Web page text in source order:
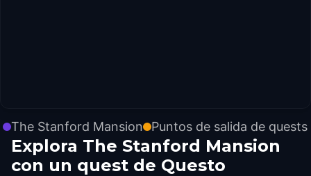
The Stanford Mansion Puntos de salida de quests
Explora The Stanford Mansion
con un quest de Questo